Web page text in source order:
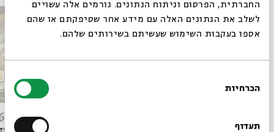
החברתית, הפרסום וניתוח הנתונים. גורמים אלה עשויים
לשלב את הנתונים האלה עם מידע אחר שסיפקתם או שהם
אספו בעקבות השימוש שעשיתם בשירותים שלהם.
הסכמה
הכרחיות
תעדוף